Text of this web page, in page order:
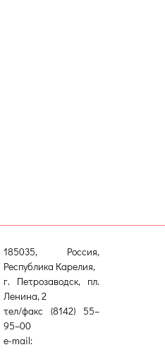
185035, Россия,
Республика Карелия,
г. Петрозаводск, пл.
Ленина, 2
тел/факс (8142) 55–
95–00
e-mail: